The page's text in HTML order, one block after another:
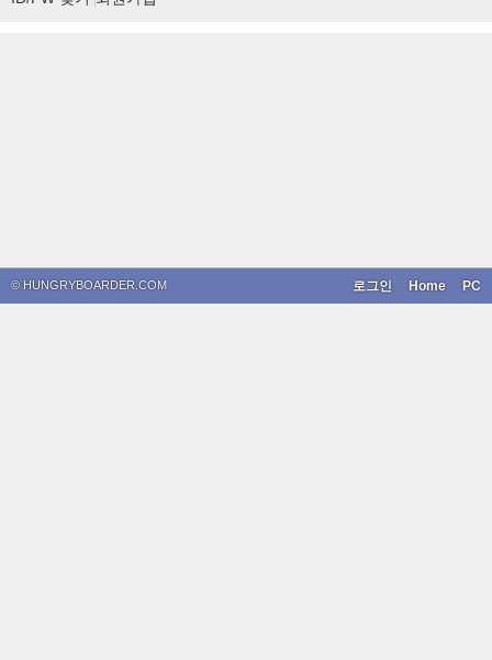
© HUNGRYBOARDER.COM PC
Home
로그인